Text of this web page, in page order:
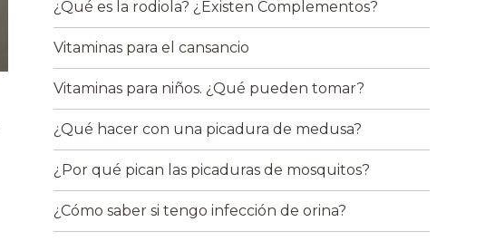
¿Qué es la rodiola? ¿Existen Complementos?
Vitaminas para el cansancio
Vitaminas para niños. ¿Qué pueden tomar?
¿Qué hacer con una picadura de medusa?
¿Por qué pican las picaduras de mosquitos?
¿Cómo saber si tengo infección de orina?